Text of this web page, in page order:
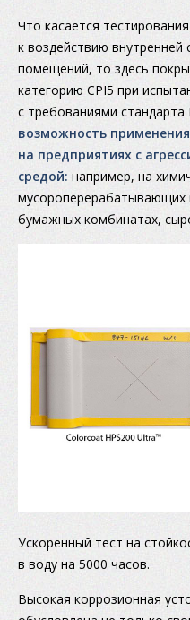
Что касается
к воздействию
помещений, то здесь
категорию CPI5 при
с требованиями
возможность
на предприятиях с
средой: например, на
мусороперерабатывающих
бумажных комбинатах,
Ускоренный тест на
в воду на 5000 часов.
Высокая коррозионная